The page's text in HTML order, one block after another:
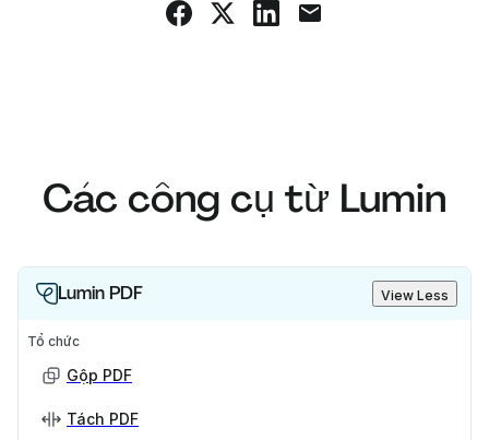
Các công cụ từ Lumin
Lumin PDF View Less
Tổ chức
Gộp PDF
Tách PDF